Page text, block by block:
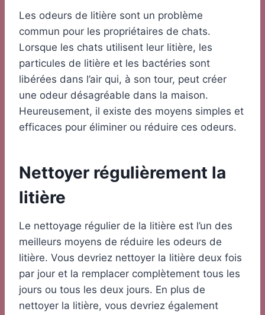
Les odeurs de litière sont un problème
commun pour les propriétaires de chats.
Lorsque les chats utilisent leur litière, les
particules de litière et les bactéries sont
libérées dans l’air qui, à son tour, peut créer
une odeur désagréable dans la maison.
Heureusement, il existe des moyens simples et
efficaces pour éliminer ou réduire ces odeurs.
Nettoyer régulièrement la
litière
Le nettoyage régulier de la litière est l’un des
meilleurs moyens de réduire les odeurs de
litière. Vous devriez nettoyer la litière deux fois
par jour et la remplacer complètement tous les
jours ou tous les deux jours. En plus de
nettoyer la litière, vous devriez également